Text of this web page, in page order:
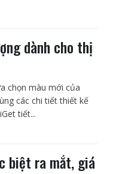
dành cho thị
chọn màu mới của
các chi tiết thiết kế
tiết...
biệt ra mắt, giá